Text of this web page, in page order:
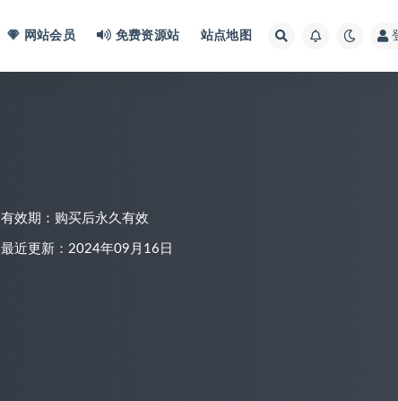
网站会员 免费资源站 站点地图
有效期：购买后永久有效
最近更新：2024年09月16日